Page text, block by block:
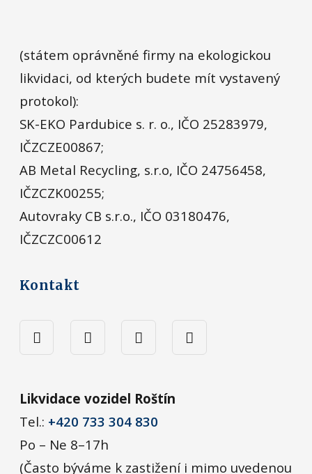
(státem oprávněné firmy na ekologickou
likvidaci, od kterých budete mít vystavený
protokol):
SK-EKO Pardubice s. r. o., IČO 25283979,
IČZCZE00867;
AB Metal Recycling, s.r.o, IČO 24756458,
IČZCZK00255;
Autovraky CB s.r.o., IČO 03180476,
IČZCZC00612
Kontakt
Likvidace vozidel Roštín
Tel.: +420 733 304 830
Po – Ne 8–17h
(Často býváme k zastižení i mimo uvedenou